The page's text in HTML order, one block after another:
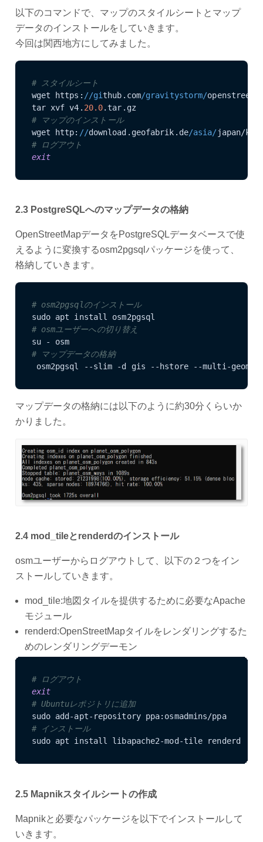
以下のコマンドで、マップのスタイルシートとマップ
データのインストールをしていきます。
今回は関西地方にしてみました。
# スタイルシート
wget https: //gi thub.com/gravitystorm/
tar xvf v4. 20.0
# マップのインストール
wget http: //download.geofabrik.de/asia/
# ログアウト
exit
2.3 PostgreSQLへのマップデータの格納
OpenStreetMapデータをPostgreSQLデータベースで使
えるように変換するosm2pgsqlパッケージを使って、
格納していきます。
# osm2pgsqlのインストール
# osmユーザーへの切り替え
# マップデータの格納
osm2pgsql --slim -d gis --hstore --multi-
マップデータの格納には以下のように約30分くらいか
かりました。
2.4 mod_tileとrenderdのインストール
osmユーザーからログアウトして、以下の２つをイン
ストールしていきます。
mod_tile:地図タイルを提供するために必要なApache
モジュール
renderd:OpenStreetMapタイルをレンダリングするた
めのレンダリングデーモン
# ログアウト
exit
# Ubuntuレポジトリに追加
sudo add-apt-repository ppa:osmadmins/ppa
# インストール
sudo apt install libapache2-mod-tile renderd
2.5 Mapnikスタイルシートの作成
Mapnikと必要なパッケージを以下でインストールして
いきます。